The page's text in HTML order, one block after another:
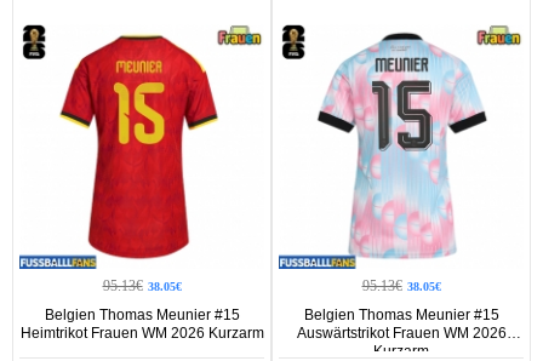
95.13€ 38.05€
Belgien Thomas Meunier #15
Heimtrikot Frauen WM 2026 Kurzarm
95.13€ 38.05€
Belgien Thomas Meunier #15
Auswärtstrikot Frauen WM 2026
Kurzarm